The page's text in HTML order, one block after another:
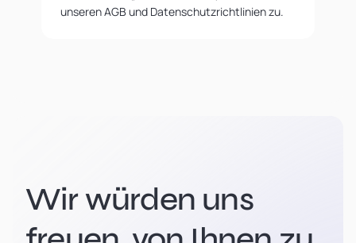
unseren AGB und Datenschutzrichtlinien zu.
Wir würden uns